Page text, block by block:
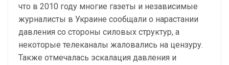
что в 2010 году многие газеты и независимые
журналисты в Украине сообщали о нарастании
давления со стороны силовых структур, а
некоторые телеканалы жаловались на цензуру.
Также отмечалась эскалация давления и